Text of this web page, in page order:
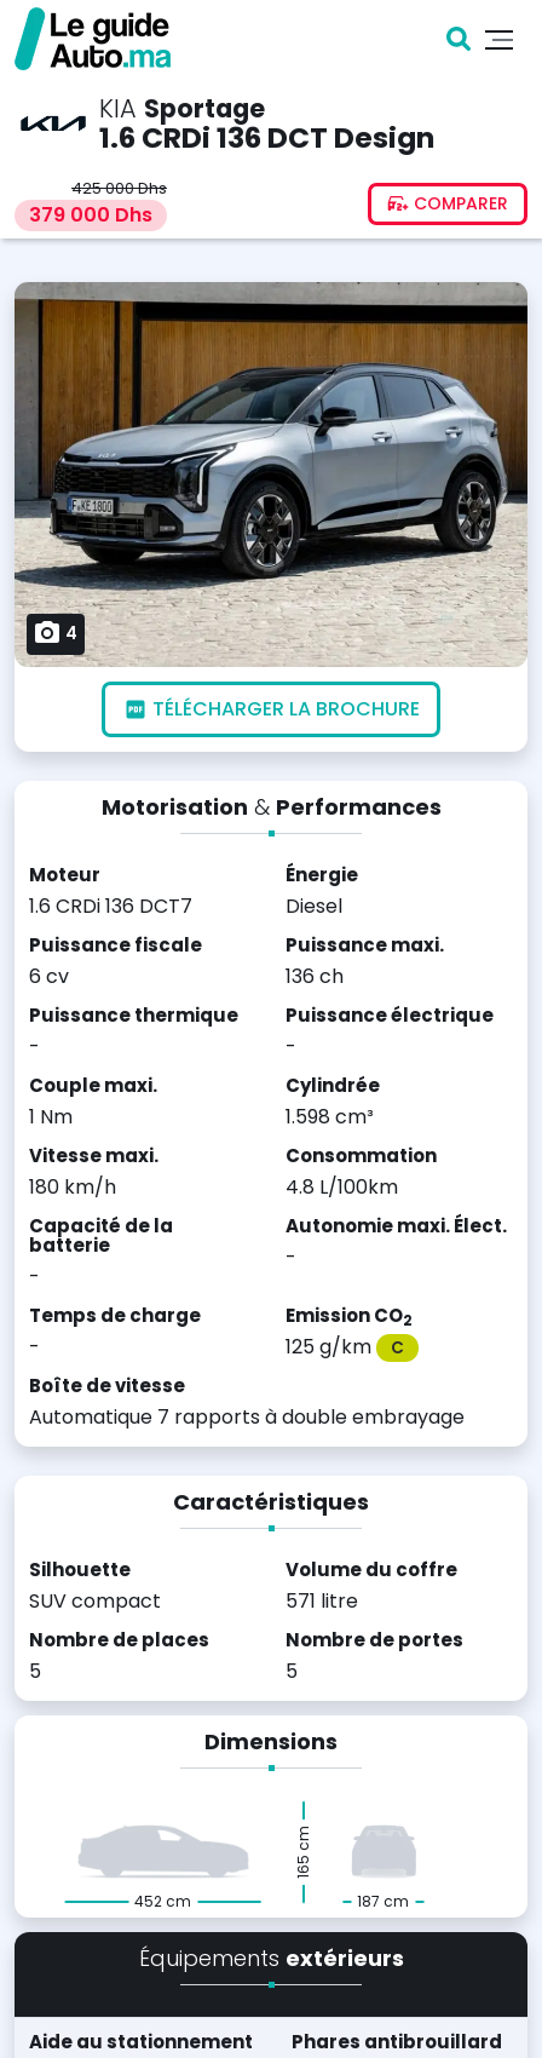
KIA Sportage
1.6 CRDi 136 DCT Design
425 000 Dhs
379 000 Dhs COMPARER
Motorisation & Performances
Moteur
1.6 CRDi 136 DCT7
Énergie
Diesel
Puissance fiscale
6 cv
Puissance maxi.
136 ch
Puissance thermique
-
Puissance électrique
-
Couple maxi.
1 Nm
Cylindrée
1.598 cm³
Vitesse maxi.
180 km/h
Consommation
4.8 L/100km
Capacité de la
batterie
-
Autonomie maxi. Élect.
-
Temps de charge
-
Emission CO2
125 g/km C
Boîte de vitesse
Automatique 7 rapports à double embrayage
4
TÉLÉCHARGER LA BROCHURE
Caractéristiques
Silhouette
SUV compact
Volume du coffre
571 litre
Nombre de places
5
Nombre de portes
5
Dimensions
452 cm 187 cm
165 cm
Équipements extérieurs
Aide au stationnement Phares antibrouillard